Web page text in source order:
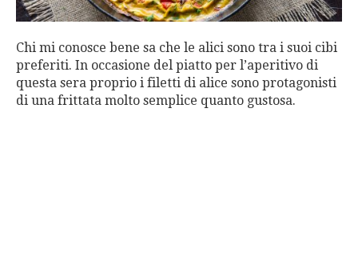
Chi mi conosce bene sa che le alici sono tra i suoi cibi
preferiti. In occasione del piatto per l’aperitivo di
questa sera proprio i filetti di alice sono protagonisti
di una frittata molto semplice quanto gustosa.